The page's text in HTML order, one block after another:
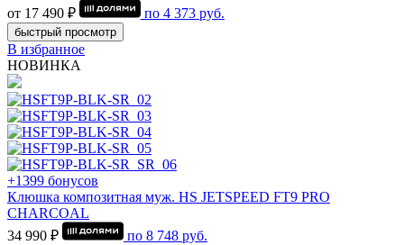
от 17 490 ₽
по 4 373 руб.
быстрый просмотр
В избранное
НОВИНКА
+1399 бонусов
Клюшка композитная муж. HS JETSPEED FT9 PRO
CHARCOAL
34 990 ₽
по 8 748 руб.